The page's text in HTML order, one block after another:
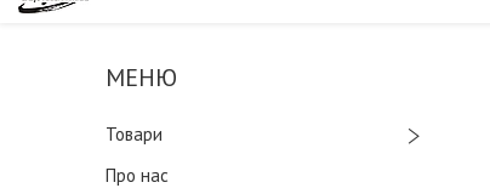
Товари
Про нас